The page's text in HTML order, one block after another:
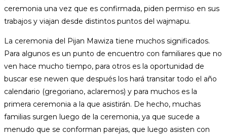
ceremonia una vez que es confirmada, piden permiso en sus
trabajos y viajan desde distintos puntos del wajmapu.
La ceremonia del Pijan Mawiza tiene muchos significados.
Para algunos es un punto de encuentro con familiares que no
ven hace mucho tiempo, para otros es la oportunidad de
buscar ese newen que después los hará transitar todo el año
calendario (gregoriano, aclaremos) y para muchos es la
primera ceremonia a la que asistirán. De hecho, muchas
familias surgen luego de la ceremonia, ya que sucede a
menudo que se conforman parejas, que luego asisten con